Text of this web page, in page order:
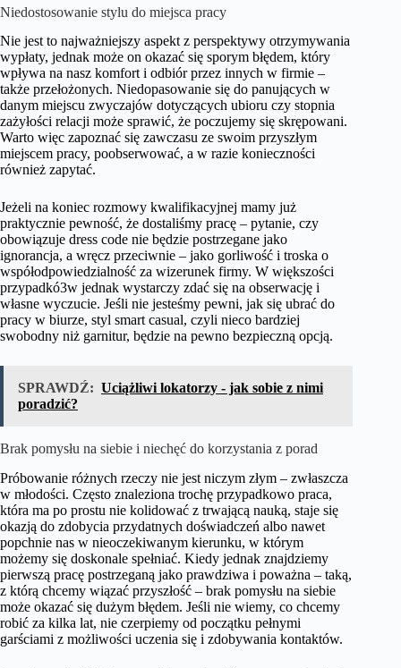
Niedostosowanie stylu do miejsca pracy
Nie jest to najważniejszy aspekt z perspektywy otrzymywania
wypłaty, jednak może on okazać się sporym błędem, który
wpływa na nasz komfort i odbiór przez innych w firmie –
także przełożonych. Niedopasowanie się do panujących w
danym miejscu zwyczajów dotyczących ubioru czy stopnia
zażyłości relacji może sprawić, że poczujemy się skrępowani.
Warto więc zapoznać się zawczasu ze swoim przyszłym
miejscem pracy, poobserwować, a w razie konieczności
również zapytać.
Jeżeli na koniec rozmowy kwalifikacyjnej mamy już
praktycznie pewność, że dostaliśmy pracę – pytanie, czy
obowiązuje dress code nie będzie postrzegane jako
ignorancja, a wręcz przeciwnie – jako gorliwość i troska o
współodpowiedzialność za wizerunek firmy. W większości
przypadkó3w jednak wystarczy zdać się na obserwację i
własne wyczucie. Jeśli nie jesteśmy pewni, jak się ubrać do
pracy w biurze, styl smart casual, czyli nieco bardziej
swobodny niż garnitur, będzie na pewno bezpieczną opcją.
SPRAWDŹ: Uciążliwi lokatorzy - jak sobie z nimi
poradzić?
Brak pomysłu na siebie i niechęć do korzystania z porad
Próbowanie różnych rzeczy nie jest niczym złym – zwłaszcza
w młodości. Często znaleziona trochę przypadkowo praca,
która ma po prostu nie kolidować z trwającą nauką, staje się
okazją do zdobycia przydatnych doświadczeń albo nawet
popchnie nas w nieoczekiwanym kierunku, w którym
możemy się doskonale spełniać. Kiedy jednak znajdziemy
pierwszą pracę postrzeganą jako prawdziwa i poważna – taką,
z którą chcemy wiązać przyszłość – brak pomysłu na siebie
może okazać się dużym błędem. Jeśli nie wiemy, co chcemy
robić za kilka lat, nie czerpiemy od początku pełnymi
garściami z możliwości uczenia się i zdobywania kontaktów.